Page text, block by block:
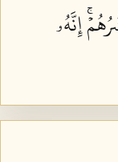
إِنَّهُۥ